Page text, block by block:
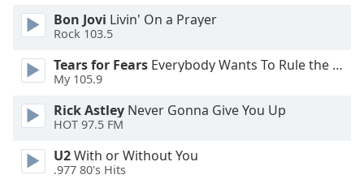
Text
Color
Opacity
Text
Background
Color
Bon Jovi Livin' On a Prayer
Rock 103.5
Tears for Fears Everybody Wants To Rule the World
My 105.9
Rick Astley Never Gonna Give You Up
HOT 97.5 FM
U2With or Without You
.977 80's Hits